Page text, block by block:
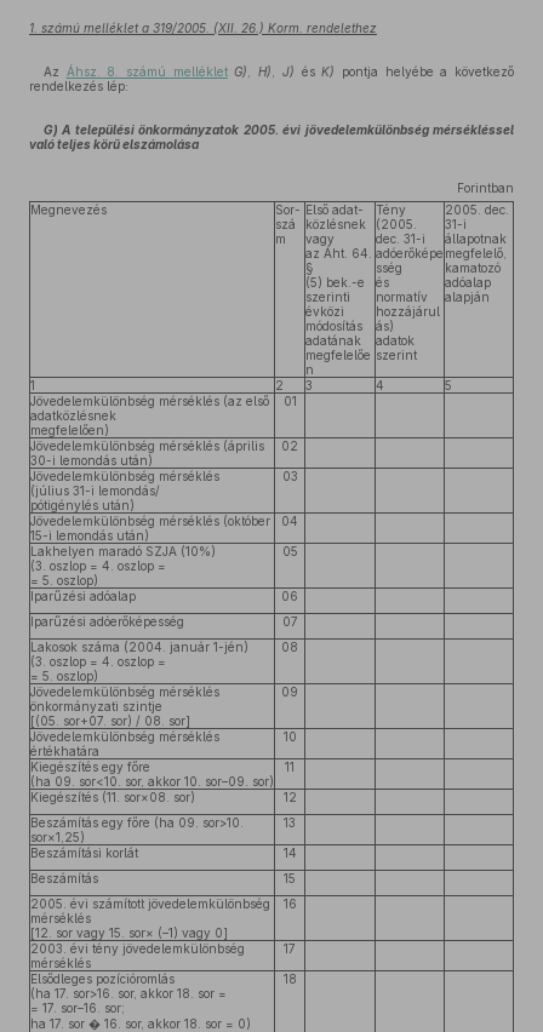
1. számú melléklet a 319/2005. (XII. 26.) Korm. rendelethez
Az Áhsz. 8. számú melléklet G) ,H) J) ésK)
pontja helyébe a következő
rendelkezés lép:
G) A települési önkormányzatok 2005. évi jövedelemkülönbség mérsékléssel
való teljes körű elszámolása
Forintban
Megnevezés
Sor-
szá
m
Első adat-
közlésnek
vagy
az Áht. 64.
§
(5) bek.-e
szerinti
évközi
módosítás
adatának
megfelelőe
n
Tény
(2005.
dec. 31-i
adóerőképe
sség
és
normatív
hozzájárul
ás)
adatok
szerint
2005. dec.
31-i
állapotnak
megfelelő,
kamatozó
adóalap
alapján
1 2 3 4
5
Jövedelemkülönbség mérséklés (az első
adatközlésnek
megfelelően)
01
Jövedelemkülönbség mérséklés (április
30-i lemondás után)
02
Jövedelemkülönbség mérséklés
(július 31-i lemondás/
pótigénylés után)
03
Jövedelemkülönbség mérséklés (október
15-i lemondás után)
04
Lakhelyen maradó SZJA (10%)
(3. oszlop = 4. oszlop =
= 5. oszlop)
05
Iparűzési adóalap
06
Iparűzési adóerőképesség
07
Lakosok száma (2004. január 1-jén)
(3. oszlop = 4. oszlop =
= 5. oszlop)
08
Jövedelemkülönbség mérséklés
önkormányzati szintje
[(05. sor+07. sor) / 08. sor]
09
Jövedelemkülönbség mérséklés
értékhatára
10
Kiegészítés egy főre
(ha 09. sor<10. sor, akkor 10. sor–09. sor)
11
Kiegészítés (11. sor×08. sor)
12
Beszámítás egy főre (ha 09. sor>10.
sor×1,25)
13
Beszámítási korlát
14
Beszámítás
15
2005. évi számított jövedelemkülönbség
mérséklés
[12. sor vagy 15. sor× (–1) vagy 0]
16
2003. évi tény jövedelemkülönbség
mérséklés
17
Elsődleges pozícióromlás
(ha 17. sor>16. sor, akkor 18. sor =
= 17. sor–16. sor;
ha 17. sor � 16. sor, akkor 18. sor = 0)
18